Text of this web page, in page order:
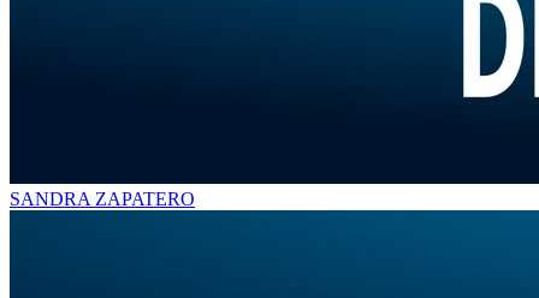
SANDRA ZAPATERO